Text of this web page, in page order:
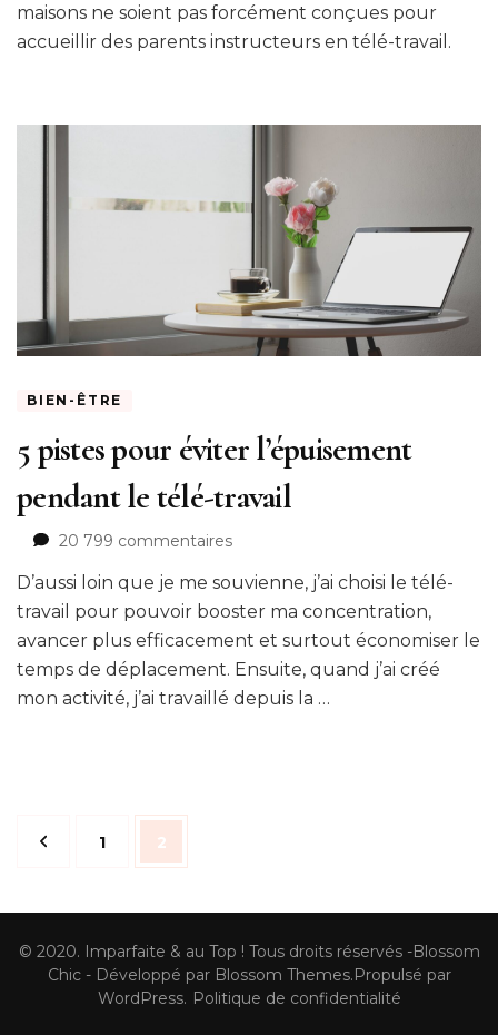
maisons ne soient pas forcément conçues pour
accueillir des parents instructeurs en télé-travail.
BIEN-ÊTRE
5 pistes pour éviter l’épuisement
pendant le télé-travail
20 799 commentairessur
pistes
pour
éviter
pendant
le
D’aussi loin que je me souvienne, j’ai choisi le télé-
travail pour pouvoir booster ma concentration,
avancer plus efficacement et surtout économiser le
temps de déplacement. Ensuite, quand j’ai créé
mon activité, j’ai travaillé depuis la …
Navigation
des
Page
1 Page
2
© 2020. Imparfaite & au Top ! Tous droits réservés -Blossom
Chic - Développé par Blossom Themes.Propulsé par
WordPress. Politique de confidentialité